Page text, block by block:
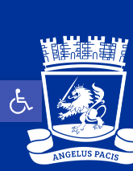
Open toolbar